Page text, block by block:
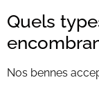
Quels
Nos bennes